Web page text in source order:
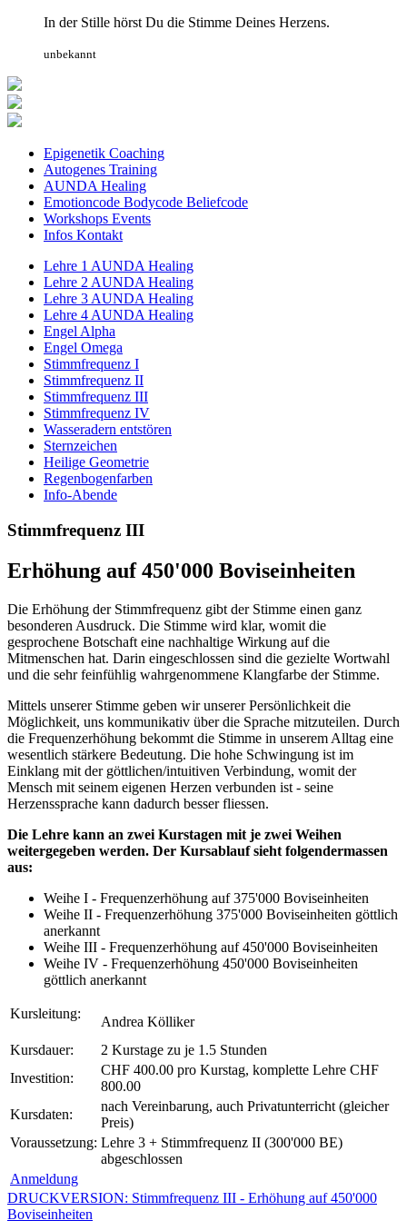
In der Stille hörst Du die Stimme Deines Herzens.
unbekannt
Epigenetik Coaching
Autogenes Training
AUNDA Healing
Emotioncode Bodycode Beliefcode
Workshops Events
Infos Kontakt
Lehre 1 AUNDA Healing
Lehre 2 AUNDA Healing
Lehre 3 AUNDA Healing
Lehre 4 AUNDA Healing
Engel Alpha
Engel Omega
Stimmfrequenz I
Stimmfrequenz II
Stimmfrequenz III
Stimmfrequenz IV
Wasseradern entstören
Sternzeichen
Heilige Geometrie
Regenbogenfarben
Info-Abende
Stimmfrequenz III
Erhöhung auf 450'000 Boviseinheiten
Die Erhöhung der Stimmfrequenz gibt der Stimme einen ganz
besonderen Ausdruck. Die Stimme wird klar, womit die
gesprochene Botschaft eine nachhaltige Wirkung auf die
Mitmenschen hat. Darin eingeschlossen sind die gezielte Wortwahl
und die sehr feinfühlig wahrgenommene Klangfarbe der Stimme.
Mittels unserer Stimme geben wir unserer Persönlichkeit die
Möglichkeit, uns kommunikativ über die Sprache mitzuteilen. Durch
die Frequenzerhöhung bekommt die Stimme in unserem Alltag eine
wesentlich stärkere Bedeutung. Die hohe Schwingung ist im
Einklang mit der göttlichen/intuitiven Verbindung, womit der
Mensch mit seinem eigenen Herzen verbunden ist - seine
Herzenssprache kann dadurch besser fliessen.
Die Lehre kann an zwei Kurstagen mit je zwei Weihen
weitergegeben werden. Der Kursablauf sieht folgendermassen
aus:
Weihe I - Frequenzerhöhung auf 375'000 Boviseinheiten
Weihe II - Frequenzerhöhung 375'000 Boviseinheiten göttlich
anerkannt
Weihe III - Frequenzerhöhung auf 450'000 Boviseinheiten
Weihe IV - Frequenzerhöhung 450'000 Boviseinheiten
göttlich anerkannt
Kursleitung:
Andrea Kölliker
Kursdauer:
2 Kurstage zu je 1.5 Stunden
Investition:
CHF 400.00 pro Kurstag, komplette Lehre CHF
800.00
Kursdaten:
nach Vereinbarung, auch Privatunterricht (gleicher
Preis)
Voraussetzung: Lehre 3 + Stimmfrequenz II (300'000 BE)
abgeschlossen
Anmeldung
DRUCKVERSION: Stimmfrequenz III - Erhöhung auf 450'000
Boviseinheiten